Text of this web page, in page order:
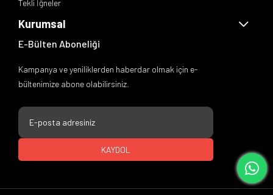
Tekli İğneler
Kurumsal
E-Bülten Aboneliği
Kampanya ve yeniliklerden haberdar olmak için e-
bültenimize abone olabilirsiniz.
KAYDOL